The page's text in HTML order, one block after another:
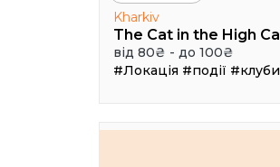
Kharkiv
від 80₴ - до 100₴
#Локація #події #клуби